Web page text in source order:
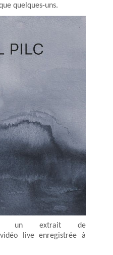
quelques-uns.
un extrait de
live enregistrée à